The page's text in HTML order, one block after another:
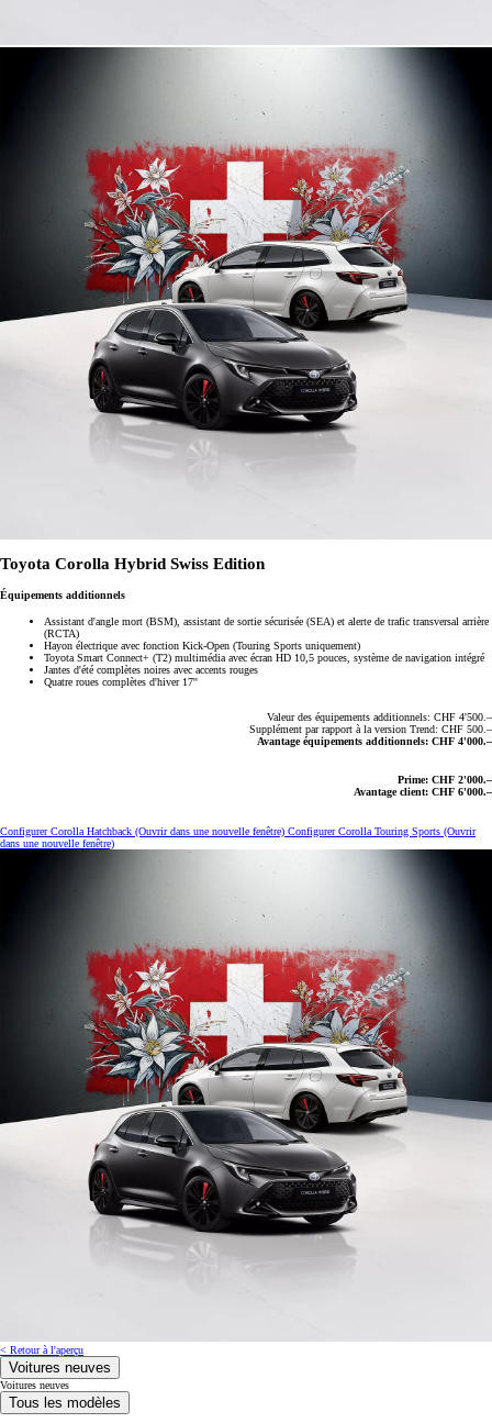
Toyota Corolla Hybrid Swiss Edition
Équipements additionnels
Assistant d'angle mort (BSM), assistant de sortie sécurisée (SEA) et alerte de trafic transversal arrière
(RCTA)
Hayon électrique avec fonction Kick-Open (Touring Sports uniquement)
Toyota Smart Connect+ (T2) multimédia avec écran HD 10,5 pouces, système de navigation intégré
Jantes d'été complètes noires avec accents rouges
Quatre roues complètes d'hiver 17''
Valeur des équipements additionnels: CHF 4'500.–
Supplément par rapport à la version Trend: CHF 500.–
Avantage équipements additionnels: CHF 4'000.–
Prime: CHF 2'000.–
Avantage client: CHF 6'000.–
Configurer Corolla Hatchback (Ouvrir dans une nouvelle fenêtre) Configurer Corolla Touring Sports (Ouvrir
dans une nouvelle fenêtre)
< Retour à l'aperçu
Voitures neuves
Voitures neuves
Tous les modèles